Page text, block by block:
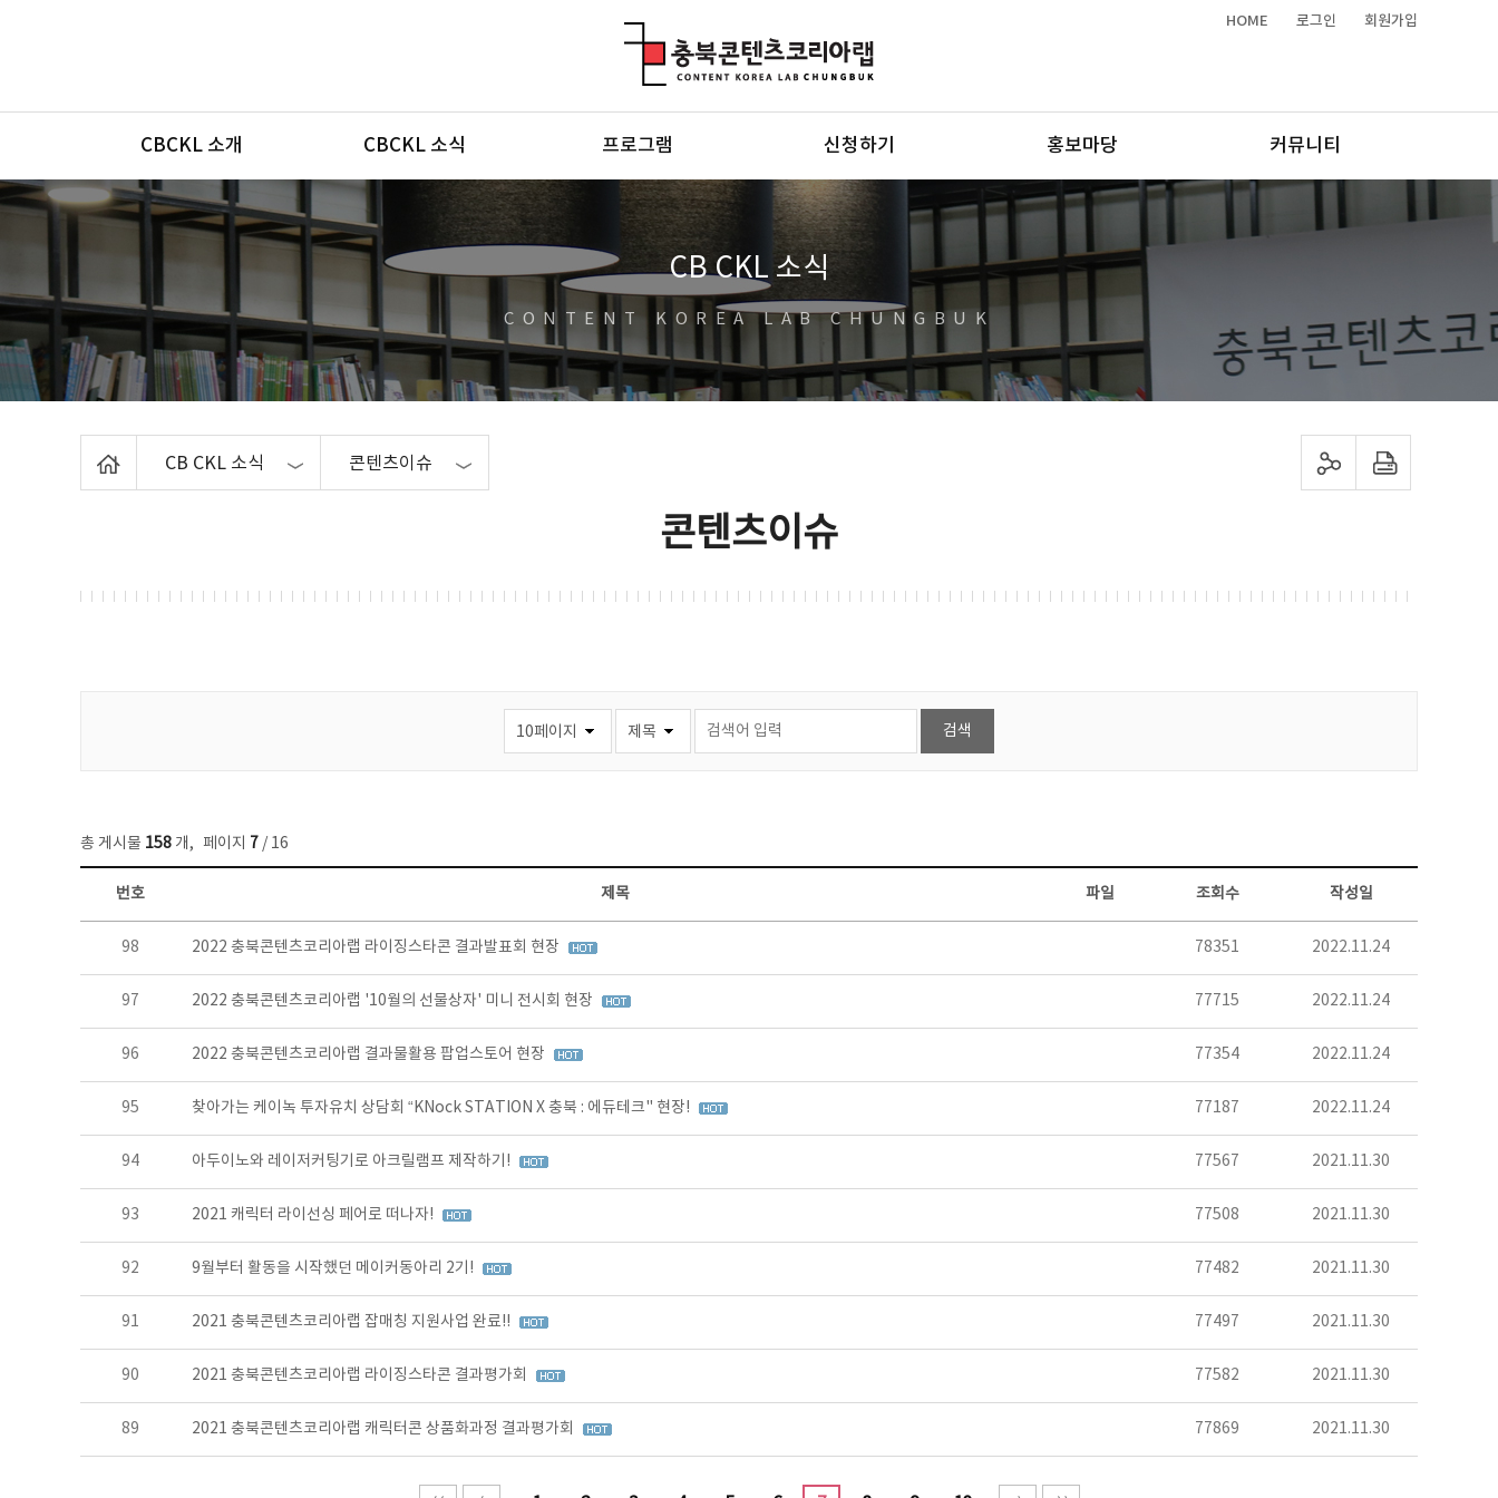
HOME 로그인 회원가입
메뉴
CBCKL 소개 CBCKL 소식 프로그램 신청하기 홍보마당 커뮤니티
CB CKL 소식
CONTENT KOREA LAB CHUNGBUK
CB CKL 소식 콘텐츠이슈 sns 공유하기 프린트하기
콘텐츠이슈
총 게시물 158 개, 페이지 7 / 16
콘텐츠이슈 목록 - 번호, 제목, 작성자, 파일, 조회수, 작성일 정보 제공
번호 제목 파일 조회수 작성일
98 2022 충북콘텐츠코리아랩 라이징스타콘 결과발표회 현장 78351 2022.11.24
97 2022 충북콘텐츠코리아랩 '10월의 선물상자' 미니 전시회 현장 77715 2022.11.24
96 2022 충북콘텐츠코리아랩 결과물활용 팝업스토어 현장 77354 2022.11.24
95 찾아가는 케이녹 투자유치 상담회 “KNock STATION X 충북 : 에듀테크" 현장! 77187 2022.11.24
94 아두이노와 레이저커팅기로 아크릴램프 제작하기! 77567 2021.11.30
93 2021 캐릭터 라이선싱 페어로 떠나자! 77508 2021.11.30
92 9월부터 활동을 시작했던 메이커동아리 2기! 77482 2021.11.30
91 2021 충북콘텐츠코리아랩 잡매칭 지원사업 완료!! 77497 2021.11.30
90 2021 충북콘텐츠코리아랩 라이징스타콘 결과평가회 77582 2021.11.30
89 2021 충북콘텐츠코리아랩 캐릭터콘 상품화과정 결과평가회 77869 2021.11.30